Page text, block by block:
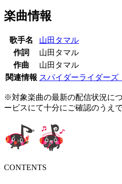
楽曲情報
歌手名
山田タマル
作詞
山田タマル
作曲
山田タマル
関連情報 スパイダーライダーズ
※対象楽曲の最新の配信状況に
ービスにて十分にご確認のうえ
CONTENTS